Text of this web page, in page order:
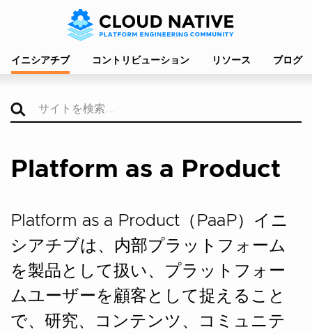
イニシアチブ コントリビューション リソース ブログ
Platform as a Product
Platform as a Product（PaaP）イニ
シアチブは、内部プラットフォーム
を製品として扱い、プラットフォー
ムユーザーを顧客として捉えること
で、研究、コンテンツ、コミュニテ